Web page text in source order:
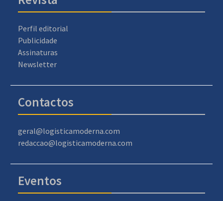
Perfil editorial
Publicidade
Assinaturas
Newsletter
Contactos
geral@logisticamoderna.com
redaccao@logisticamoderna.com
Eventos